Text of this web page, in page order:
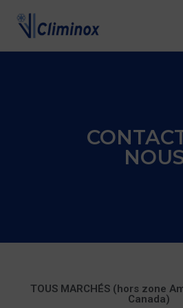
TOUS MARCHÉS (hors zone
Canada)